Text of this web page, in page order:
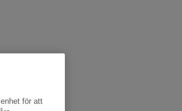
för att